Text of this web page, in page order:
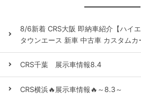
8/6新着 CRS大阪 即納車紹介【ハイ
タウンエース 新車 中古車 カスタムカ
CRS千葉 展示車情報8.4
CRS横浜🔥展示車情報🔥～8.3～